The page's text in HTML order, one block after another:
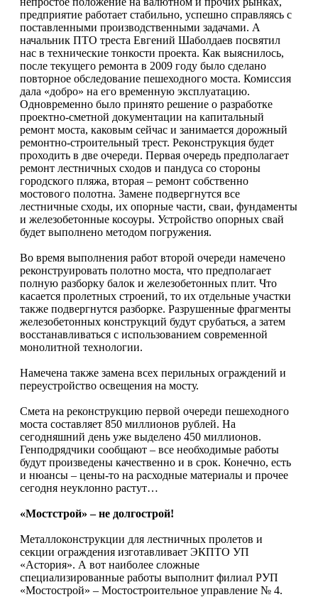
предприятие работает стабильно, успешно справляясь с
поставленными производственными задачами. А
начальник ПТО треста Евгений Шаболдаев посвятил
нас в технические тонкости проекта. Как выяснилось,
после текущего ремонта в 2009 году было сделано
повторное обследование пешеходного моста. Комиссия
дала «добро» на его временную эксплуатацию.
Одновременно было принято решение о разработке
проектно-сметной документации на капитальный
ремонт моста, каковым сейчас и занимается дорожный
ремонтно-строительный трест. Реконструкция будет
проходить в две очереди. Первая очередь предполагает
ремонт лестничных сходов и пандуса со стороны
городского пляжа, вторая – ремонт собственно
мостового полотна. Замене подвергнутся все
лестничные сходы, их опорные части, сваи, фундаменты
и железобетонные косоуры. Устройство опорных свай
будет выполнено методом погружения.
Во время выполнения работ второй очереди намечено
реконструировать полотно моста, что предполагает
полную разборку балок и железобетонных плит. Что
касается пролетных строений, то их отдельные участки
также подвергнутся разборке. Разрушенные фрагменты
железобетонных конструкций будут срубаться, а затем
восстанавливаться с использованием современной
монолитной технологии.
Намечена также замена всех перильных ограждений и
переустройство освещения на мосту.
Смета на реконструкцию первой очереди пешеходного
моста составляет 850 миллионов рублей. На
сегодняшний день уже выделено 450 миллионов.
Генподрядчики сообщают – все необходимые работы
будут произведены качественно и в срок. Конечно, есть
и нюансы – цены-то на расходные материалы и прочее
сегодня неуклонно растут…
«Мостстрой» – не долгострой!
Металлоконструкции для лестничных пролетов и
секции ограждения изготавливает ЭКПТО УП
«Астория». А вот наиболее сложные
специализированные работы выполнит филиал РУП
«Мостострой» – Мостостроительное управление № 4.